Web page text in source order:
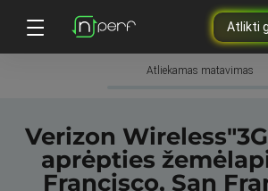
Atlikti
Atliekamas matavimas
Verizon
aprėpties
Francisco, San